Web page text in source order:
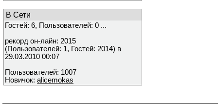
В Сети
Гостей: 6, Пользователей: 0 ...
рекорд он-лайн: 2015
(Пользователей: 1, Гостей: 2014) в
29.03.2010 00:07
Пользователей: 1007
Новичок: alicemokas